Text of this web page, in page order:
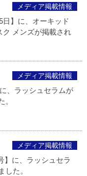
メディア掲載情報
】に、オーキッド
ク メンズが掲載され
メディア掲載情報
、ラッシュセラムが
。
メディア掲載情報
】に、ラッシュセラ
した。